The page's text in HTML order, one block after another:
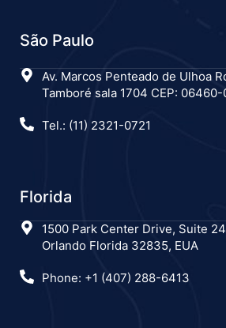
São Paulo
Av. Marcos Penteado de Ulhoa
Tamboré sala 1704 CEP:
Tel.: (11) 2321-0721
Florida
1500 Park Center Drive, Suite
Orlando Florida 32835, EUA
Phone: +1 (407) 288-6413